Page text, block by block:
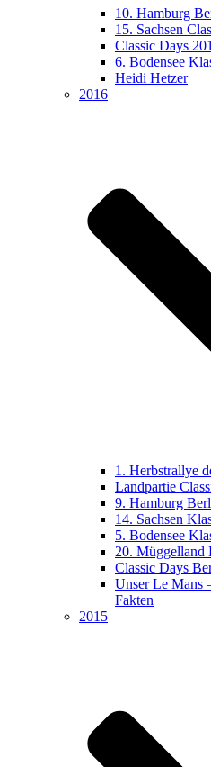
10. Hamburg
15. Sachsen
Classic Days
6. Bodensee
Heidi Hetzer
2016
1. Herbstrallye
Landpartie
9. Hamburg
14. Sachsen
5. Bodensee
20. Müggelland
Classic Days
Unser Le Mans
Fakten
2015